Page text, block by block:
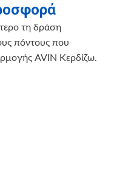
τη δράση
πόντους που
AVIN Κερδίζω.